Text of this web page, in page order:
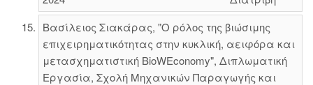
Βασίλειος Σιακάρας, "Ο ρόλος της βιώσιμης
επιχειρηματικότητας στην κυκλική, αειφόρα και
μετασχηματιστική BioWΕconomy", Διπλωματική
Εργασία, Σχολή Μηχανικών Παραγωγής και